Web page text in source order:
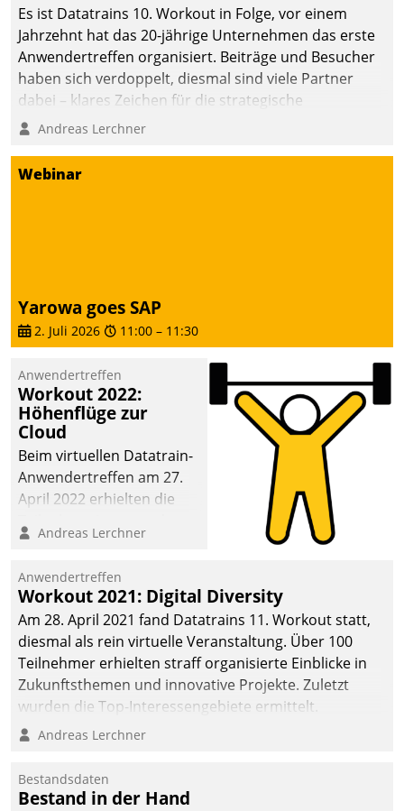
Neues zu bieten hat.
Es ist Datatrains 10. Workout in Folge, vor einem
Jahrzehnt hat das 20-jährige Unternehmen das erste
Anwendertreffen organisiert. Beiträge und Besucher
haben sich verdoppelt, diesmal sind viele Partner
dabei – klares Zeichen für die strategische
Fokussierung auf den Kunden.
Andreas Lerchner
Webinar
Yarowa goes SAP
2. Juli 2026 11:00 – 11:30
Anwendertreffen
Workout 2022:
Höhenflüge zur
Cloud
Beim virtuellen Datatrain-
Anwendertreffen am 27.
April 2022 erhielten die
Teilnehmer kurzweilige
Cloud-Strategien und -
Lösungen mit hohem
Zukunftspotenzial.
Andreas Lerchner
Anwendertreffen
Workout 2021: Digital Diversity
Am 28. April 2021 fand Datatrains 11. Workout statt,
diesmal als rein virtuelle Veranstaltung. Über 100
Teilnehmer erhielten straff organisierte Einblicke in
Zukunftsthemen und innovative Projekte. Zuletzt
wurden die Top-Interessengebiete ermittelt.
Andreas Lerchner
Bestandsdaten
Bestand in der Hand